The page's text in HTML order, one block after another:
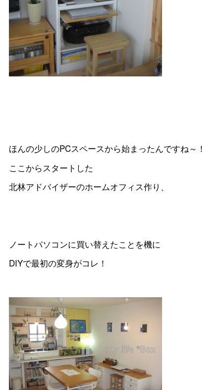
ほんの少しのPCスペースから始まったんですね～！
ここからスタートした
北林アドバイザーのホームオフィス作り、
ノートパソコンに買い替えたことを機に
DIYで最初の変身がコレ！